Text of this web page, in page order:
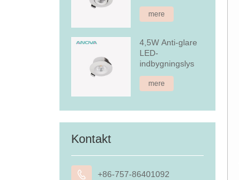
mere
4,5W Anti-glare
LED-
indbygningslys
mere
Kontakt
 +86-757-86401092